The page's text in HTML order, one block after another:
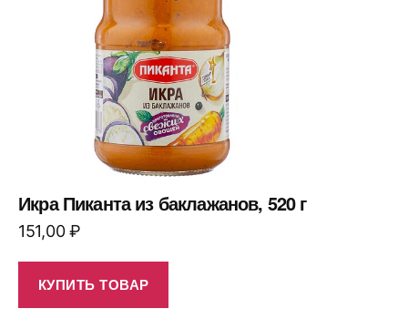
Икра Пиканта из баклажанов, 520 г
151,00₽
КУПИТЬ ТОВАР